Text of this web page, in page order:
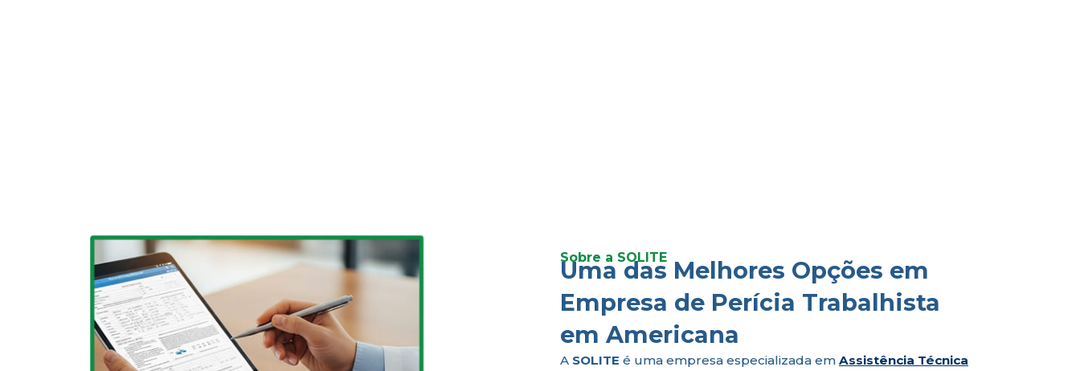
Sobre a SOLITE
Uma das Melhores Opções em
Empresa de Perícia Trabalhista
em Americana
A SOLITE é uma empresa especializada em Assistência Técnica